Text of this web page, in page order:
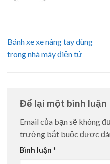
Bánh xe xe nâng tay dùng
trong nhà máy điện tử
Để lại một bình luận
Email của bạn sẽ không
trường bắt buộc được
Bình luận *